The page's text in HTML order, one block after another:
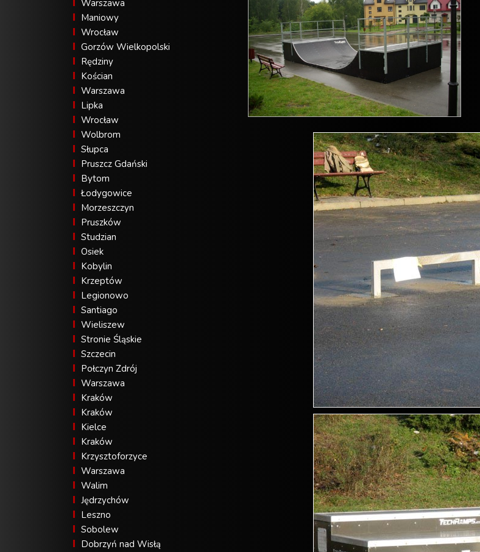
Warszawa
Maniowy
Wrocław
Gorzów Wielkopolski
Rędziny
Kościan
Warszawa
Lipka
Wrocław
Wolbrom
Słupca
Pruszcz Gdański
Bytom
Łodygowice
Morzeszczyn
Pruszków
Studzian
Osiek
Kobylin
Krzeptów
Legionowo
Santiago
Wieliszew
Stronie Śląskie
Szczecin
Połczyn Zdrój
Warszawa
Kraków
Kraków
Kielce
Kraków
Krzysztoforzyce
Warszawa
Walim
Jędrzychów
Leszno
Sobolew
Dobrzyń nad Wisłą